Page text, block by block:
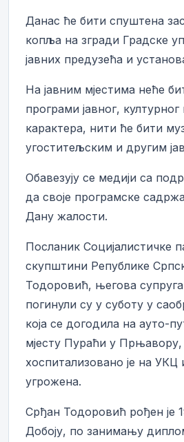
Данас ће бити спуштена
копља на згради Градске
јавних предузећа и
На јавним мјестима неће
програми јавног, културног
карактера, нити ће бити
угоститељским и другим
Обавезују се медији са
да своје програмске
Дану жалости.
Посланик Социјалистичке
скупштини Републике
Тодоровић, његова супруга
погинули су у суботу у
која се догодила на ауто-
мјесту Пураћи у Прњавору,
хоспитализовано је на УКЦ
угрожена.
Срђан Тодоровић рођен је
Добоју, по занимању